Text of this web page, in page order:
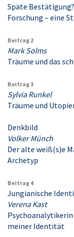
Späte
Forschung – eine
Beitrag 2
Mark Solms
Träume und das
Beitrag 3
Sylvia Runkel
Träume und
Denkbild
Volker Münch
Der alte weiß(s)e
Archetyp
Beitrag 4
Jungianische
Verena Kast
meiner Identität